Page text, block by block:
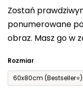
Zostań
ponumerowane
obraz. Masz go w
Rozmiar
60x80cm (Bestseller⭐)
na
5
gwiazdek.